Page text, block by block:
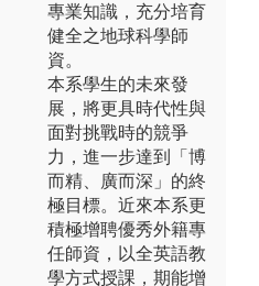
專業知識，充分培育
健全之地球科學師
資。
本系學生的未來發
展，將更具時代性與
面對挑戰時的競爭
力，進一步達到「博
而精、廣而深」的終
極目標。近來本系更
積極增聘優秀外籍專
任師資，以全英語教
學方式授課，期能增